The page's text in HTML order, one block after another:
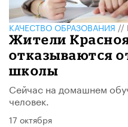
КАЧЕСТВО ОБРАЗОВАНИЯ//
Жители
отказываются
школы
Сейчас на домашнем
человек.
17 октября